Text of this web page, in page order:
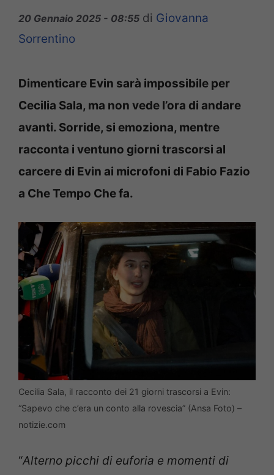
20 Gennaio 2025 - 08:55 di Giovanna
Sorrentino
Dimenticare Evin sarà impossibile per
Cecilia Sala, ma non vede l’ora di andare
avanti. Sorride, si emoziona, mentre
racconta i ventuno giorni trascorsi al
carcere di Evin ai microfoni di Fabio Fazio
a Che Tempo Che fa.
Cecilia Sala, il racconto dei 21 giorni trascorsi a Evin:
“Sapevo che c’era un conto alla rovescia” (Ansa Foto) –
notizie.com
“Alterno picchi di euforia e momenti di